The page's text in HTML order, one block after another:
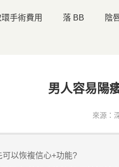
手術費用 落 BB 陰
男人容易陽
來源：
以恢複信心+功能?